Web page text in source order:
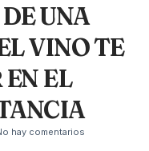
UNA
VINO TE
EL
hay comentarios